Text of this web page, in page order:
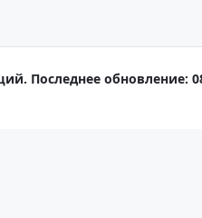
Последнее обновление: